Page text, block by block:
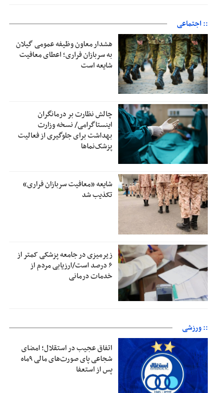
:: اجتماعی
هشدار معاون وظیفه عمومی گیلان
به سربازان فراری؛ اعطای معافیت
شایعه است
چالش نظارت بر درمانگران
اینستاگرامی/ نسخه وزارت
بهداشت برای جلوگیری از فعالیت
پزشک‌نماها
شایعه «معافیت سربازان فراری»
تکذیب شد
زیرمیزی در جامعه پزشکی کمتر از
۶ درصد است/ارزیابی مردم از
خدمات درمانی
:: ورزشی
اتفاق عجیب در استقلال؛ امضای
شجاعی پای صورت‌های مالی ٩ماه
پس از استعفا